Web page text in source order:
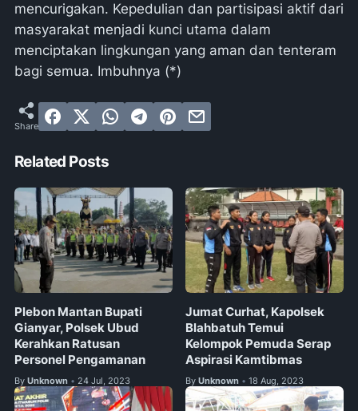
mencurigakan. Kepedulian dan partisipasi aktif dari
masyarakat menjadi kunci utama dalam
menciptakan lingkungan yang aman dan tenteram
bagi semua. Imbuhnya (*)
Related Posts
Plebon Mantan Bupati
Gianyar, Polsek Ubud
Kerahkan Ratusan
Personel Pengamanan
By Unknown • 24 Jul, 2023
Jumat Curhat, Kapolsek
Blahbatuh Temui
Kelompok Pemuda Serap
Aspirasi Kamtibmas
By Unknown • 18 Aug, 2023